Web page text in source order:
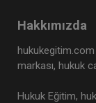
Hakkımızda
markası, hukuk
Hukuk Eğitim,